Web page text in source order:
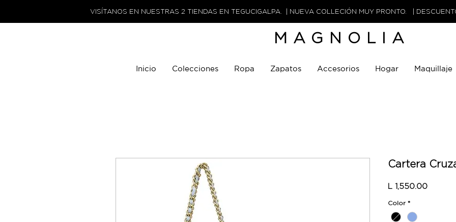
VISÍTANOS EN NUESTRAS 2 TIENDAS EN TEGUCIGALPA. | NUEVA COLLECIÓN MUY PRONTO. |
MAGNOLIA
Inicio Colecciones Ropa Zapatos Accesorios Hogar Maquillaje
Cartera
L 1,550.00Precio
Color *